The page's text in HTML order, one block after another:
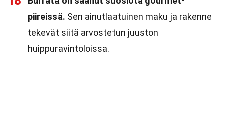
piireissä. Sen ainutlaatuinen maku ja rakenne
tekevät siitä arvostetun juuston
huippuravintoloissa.